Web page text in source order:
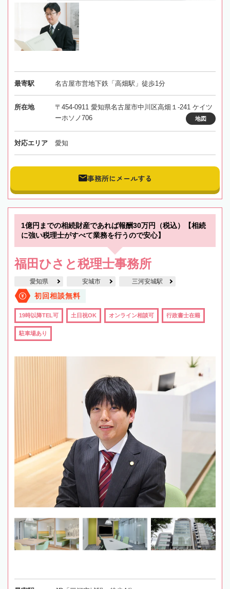
最寄駅 名古屋市営地下鉄「高畑駅」徒歩1分
所在地
〒454-0911 愛知県名古屋市中川区高畑１-241 ケイツ
ーホソノ706
地図
対応エリア 愛知
事務所にメールする
1億円までの相続財産であれば報酬30万円（税込）【相続
に強い税理士がすべて業務を行うので安心】
福田ひさと税理士事務所
愛知県 安城市 三河安城駅
初回相談無料
19時以降TEL可 土日祝OK オンライン相談可 行政書士在籍
駐車場あり